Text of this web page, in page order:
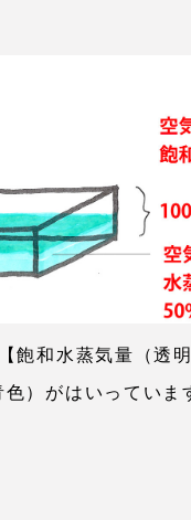
飽和水蒸気量（透
）がはいっていま